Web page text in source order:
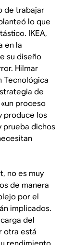
de trabajar
lo que
IKEA,
en la
su diseño
Hilmar
Tecnológica
de
proceso
produce los
prueba dichos
no es muy
de manera
por el
implicados.
del
otra está